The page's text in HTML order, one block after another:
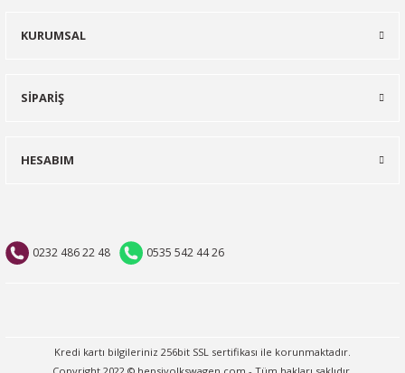
0232 486 22 48 0535 542 44 26
KURUMSAL
SİPARİŞ
HESABIM
Kredi kartı bilgileriniz 256bit SSL sertifikası ile korunmaktadır.